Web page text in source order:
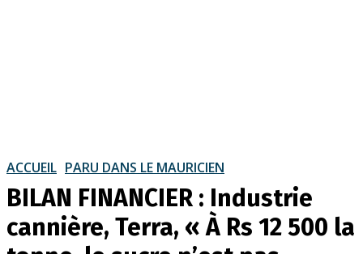
ACCUEIL PARU DANS LE MAURICIEN
BILAN FINANCIER : Industrie
cannière, Terra, « À Rs 12 500 la